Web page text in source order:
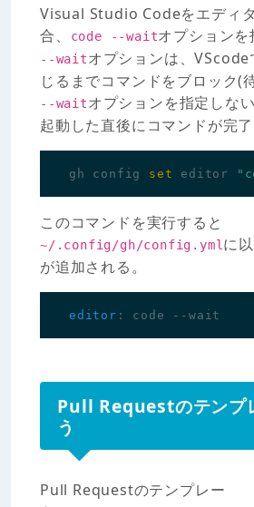
Visual Studio Codeをエディ
合、
code --waitオプションを
--waitオプションは、
じるまでコマンドをブロック(
--waitオプションを指定しな
起動した直後にコマンドが完了
gh config set editor
このコマンドを実行すると
~/.config/gh/config.yml に
が追加される。
editor : code --wait
Pull Requestのテンプ
う
Pull Requestのテンプレー